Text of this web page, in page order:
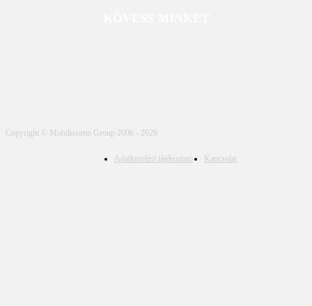
Copyright © Mobilissimo Group 2006 - 2026
Adatkezelési tájékoztató Kapcsolat